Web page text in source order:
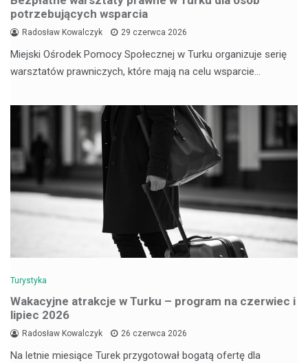
potrzebujących wsparcia
Radosław Kowalczyk 29 czerwca 2026
Miejski Ośrodek Pomocy Społecznej w Turku organizuje serię
warsztatów prawniczych, które mają na celu wsparcie…
Turystyka
Wakacyjne atrakcje w Turku – program na czerwiec i
lipiec 2026
Radosław Kowalczyk 26 czerwca 2026
Na letnie miesiące Turek przygotował bogatą ofertę dla